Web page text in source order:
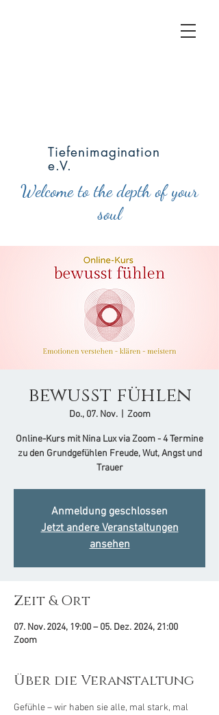
Welcome to the depth of your
soul
Tiefenimagination
e.V.
bewusst fühlen
Do., 07. Nov.
  |
Zoom
Online-Kurs mit Nina Lux via Zoom - 4 Termine
zu den Grundgefühlen Freude, Wut, Angst und
Trauer
Anmeldung geschlossen
Jetzt andere Veranstaltungen
ansehen
Zeit & Ort
07. Nov. 2024, 19:00 – 05. Dez. 2024, 21:00
Zoom
Über die Veranstaltung
Gefühle – wir haben sie alle, mal stark, mal